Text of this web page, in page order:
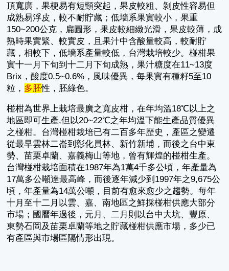
頂寬廣，果梗易有短頸突起，果皮較粗、剝皮性容易但
成熟易浮皮，較不耐貯藏；低墻系果實較小，果重
150~200公克，扁圓形，果皮較細緻光滑，果皮較薄，成
熟時果實緊、較實皮，且果汁中含酸量較高，較耐貯
藏，相較下，低墻系產量較低，台灣栽培較少。椪柑果
實十一月下旬到十二月下旬成熟，果汁糖度在11~13度
Brix，酸度0.5~0.6%，風味優異，每果實有種籽5至10
粒， 多胚性，胚綠色。
椪柑為世界上栽培最廣之寬皮柑，在年均溫18℃以上之
地區即可生產,但以20~22℃之年均溫下能生產品質優異
之椪柑。台灣椪柑栽培已有二百多年歷史，產區之變遷
從最早雲林二崙到彰化員林、新竹新埔，而後之台中東
勢、苗栗卓蘭、嘉義梅山等地，曾有輝煌的椪柑生產。
台灣椪柑栽培面積在1987年為1萬4千多公頃，年產量為
17萬多公噸達最高峰，而後逐年減少到1997年之9,675公
頃，年產量為14萬公噸，目前有愈來愈少之趨勢。每年
十月至十二月以雲、嘉、南地區之鮮採椪柑供應大部分
市場；國曆年過後，元月、二月則以台中大坑、豐原、
東勢石岡及苗栗卓蘭等地之貯藏椪柑供應市場，多少已
有產區與市場區隔情形出現。